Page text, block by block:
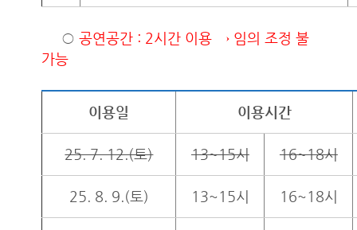
○ 공연공간 : 2시간 이용
→ 임의 조정 불
가능
이용일 이용시간
25. 7. 12.(토) 13~15시 16~18시
25. 8. 9.(토) 13~15시 16~18시